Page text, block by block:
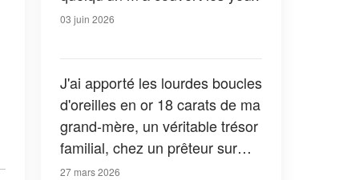
03 juin 2026
J'ai apporté les lourdes boucles
d'oreilles en or 18 carats de ma
grand-mère, un véritable trésor
familial, chez un prêteur sur
gages pour payer mon
27 mars 2026